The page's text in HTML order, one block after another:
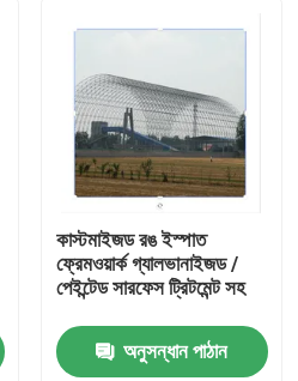
কাস্টমাইজড রঙ ইস্পাত
ফ্রেমওয়ার্ক গ্যালভানাইজড /
পেইন্টেড সারফেস ট্রিটমেন্ট সহ
অনুসন্ধান পাঠান